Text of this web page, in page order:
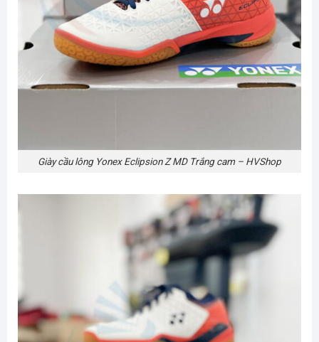
Giày cầu lông Yonex Eclipsion Z MD Trắng cam – HVShop